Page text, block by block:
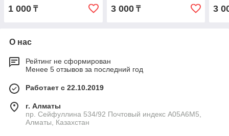
1 000 ₸ 3 000₸ 3
О нас
Рейтинг не сформирован
Менее 5 отзывов за последний год
Работает с 22.10.2019
г. Алматы
пр. Сейфуллина 534/92 Почтовый индекс A05A6M5,
Алматы, Казахстан